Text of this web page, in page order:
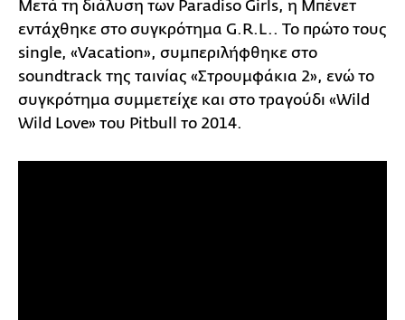
Μετά τη διάλυση των Paradiso Girls, η Μπένετ
εντάχθηκε στο συγκρότημα G.R.L.. Το πρώτο τους
single, «Vacation», συμπεριλήφθηκε στο
soundtrack της ταινίας «Στρουμφάκια 2», ενώ το
συγκρότημα συμμετείχε και στο τραγούδι «Wild
Wild Love» του Pitbull το 2014.